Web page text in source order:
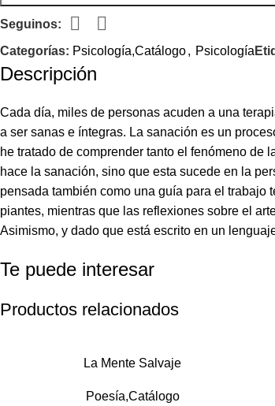
Seguinos:
Categorías: Psicología,Catálogo, Psicología
Descripción
Cada día, miles de personas acuden a una
a ser sanas e íntegras. La sanación es un
he tratado de comprender tanto el fenómeno de
hace la sanación, sino que esta sucede en la
pensada también como una guía para el trabajo
piantes, mientras que las reflexiones sobre el
Asimismo, y dado que está escrito en un
Te puede interesar
Productos relacionados
La Mente Salvaje
Poesía,Catálogo